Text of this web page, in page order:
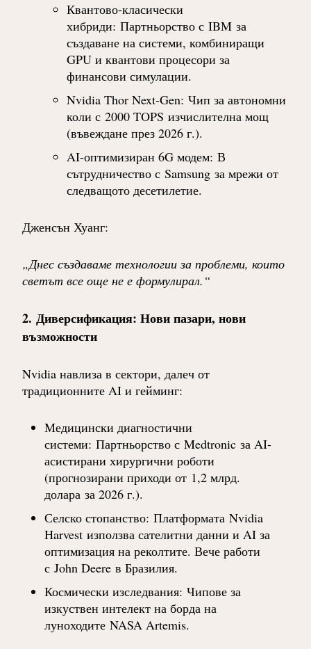
Квантово-класически
хибриди: Партньорство с IBMза
създаване на системи, комбиниращи
GPU и квантови процесори за
финансови симулации.
Nvidia Thor Next-Gen: Чип за автономни
коли с 2000 TOPS изчислителна мощ
(въвеждане през 2026 г.).
AI-оптимизиран 6G модем: В
сътрудничество с Samsungза мрежи от
следващото десетилетие.
Дженсън Хуанг:
„Днес създаваме технологии за проблеми, които
светът все още не е формулирал.“
2. Диверсификация: Нови пазари, нови
възможности
Nvidia навлиза в сектори, далеч от
традиционните AI и гейминг:
Медицински диагностични
системи: Партньорство с Medtronicза AI-
асистирани хирургични роботи
(прогнозирани приходи от 1,2 млрд.
долараза 2026 г.).
Селско стопанство: Платформата Nvidia
Harvestизползва сателитни данни и AI за
оптимизация на реколтите. Вече работи
с John Deereв Бразилия.
Космически изследвания: Чипове за
изкуствен интелект на борда на
луноходите NASA Artemis.